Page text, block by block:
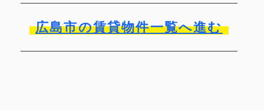
広島市の賃貸物件一覧へ進む